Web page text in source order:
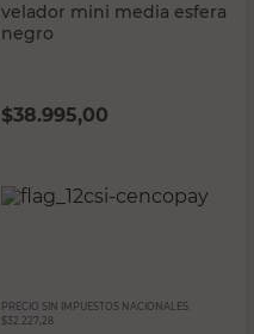
velador mini media esfera
negro
$38.995,00
PRECIO SIN IMPUESTOS NACIONALES:
$32.227,28